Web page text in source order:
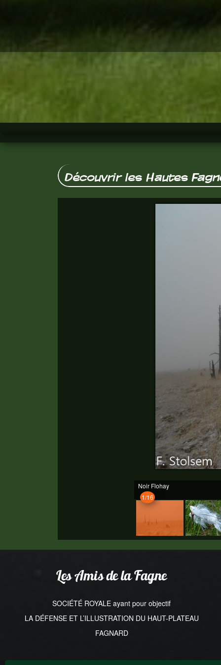
Découvrir les Hautes
Noir Flohay
1/16
Les Amis de la Fagne
SOCIÉTÉ ROYALE ayant pour objectif
LA DÉFENSE ET L’ILLUSTRATION DU HAUT-PLATEAU
FAGNARD